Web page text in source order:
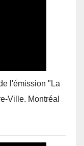
l'émission "La
Ville. Montréal